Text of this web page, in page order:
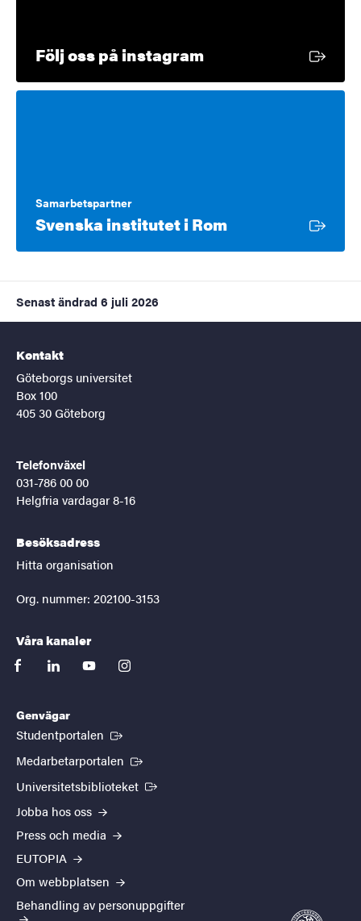
Följ oss på instagramExtern länk
Samarbetspartner
Svenska institutet i RomExtern länk
Senast ändrad 6 juli 2026
Kontakt
Göteborgs universitet
Box 100
405 30 Göteborg
Telefonväxel
031-786 00 00
Helgfria vardagar 8-16
Besöksadress
Hitta organisation
Org. nummer: 202100-3153
Våra kanaler
facebooklinkedinyoutubeinstagram
Genvägar
Studentportalen (Extern länk)
Medarbetarportalen (Extern länk)
Universitetsbiblioteket (Extern länk)
Jobba hos oss
Press och media
EUTOPIA
Om webbplatsen
Behandling av personuppgifter